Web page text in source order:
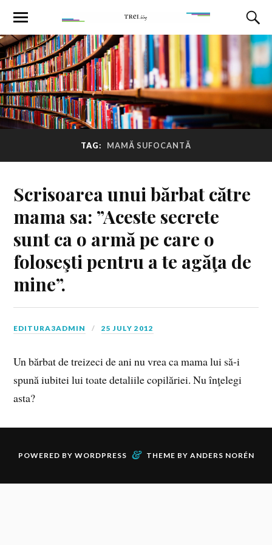
TAG: MAMĂ SUFOCANTĂ
Scrisoarea unui bărbat către
mama sa: ”Aceste secrete
sunt ca o armă pe care o
foloseşti pentru a te agăţa de
mine”.
EDITURA3ADMIN 25 JULY 2012
Un bărbat de treizeci de ani nu vrea ca mama lui să-i
spună iubitei lui toate detaliile copilăriei. Nu înţelegi
asta?
POWERED BY WORDPRESS & THEME BY ANDERS NORÉN